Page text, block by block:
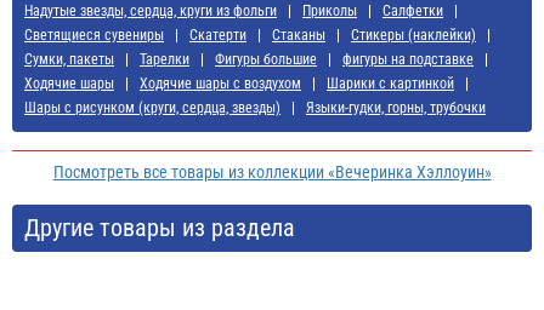
Надутые звезды, сердца, круги из фольги
Приколы
Салфетки
Светящиеся сувениры
Скатерти Стаканы
Стикеры (наклейки)
Сумки, пакеты
Тарелки Фигуры большие
фигуры на подставке
Ходячие шары
Ходячие шары с воздухом
Шарики с картинкой
Шары с рисунком (круги, сердца, звезды)
Языки-гудки, горны, трубочки
Посмотреть все товары из коллекции «Вечеринка Хэллоуин»
Другие товары из раздела